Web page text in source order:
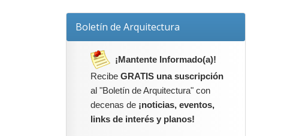
Boletín de Arquitectura
¡Mantente Informado(a)!
Recibe GRATIS una suscripción
al "Boletín de Arquitectura" con
decenas de ¡noticias, eventos,
links de interés y planos!